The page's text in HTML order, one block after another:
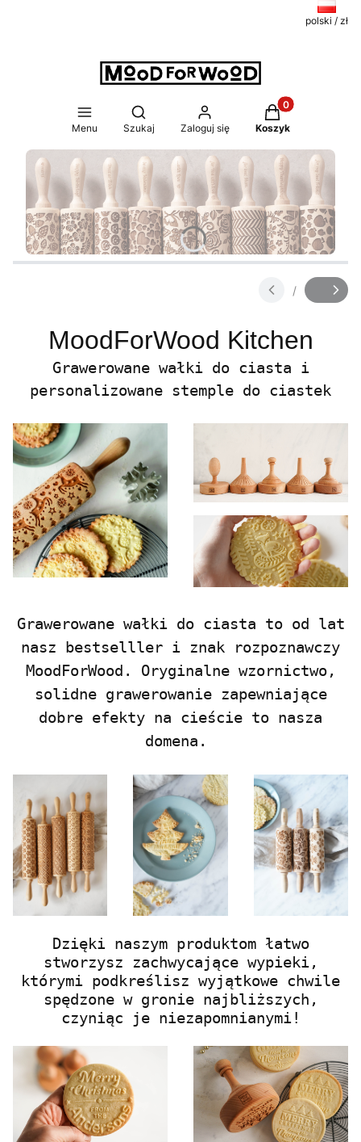
polski / zł
Menu
Otwórz wyszukiwarkę
Szukaj Zaloguj się
Produkty w
Koszyk
Slajd
/
z
MoodForWood Kitchen
Grawerowane wałki do ciasta i
personalizowane stemple do ciastek
Grawerowane wałki do ciasta to od lat
nasz bestselller i znak rozpoznawczy
MoodForWood. Oryginalne wzornictwo,
solidne grawerowanie zapewniające
dobre efekty na cieście to nasza
domena.
Dzięki naszym produktom łatwo
stworzysz zachwycające wypieki,
którymi podkreślisz wyjątkowe chwile
spędzone w gronie najbliższych,
czyniąc je niezapomnianymi!